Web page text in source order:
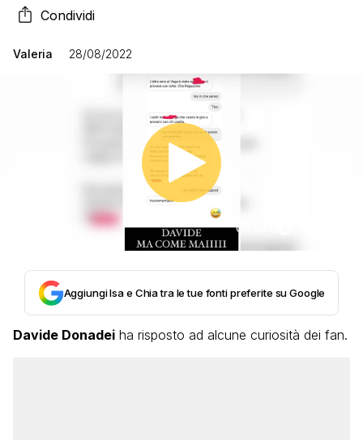
Condividi
Valeria 28/08/2022
00:54
Aggiungi Isa e Chia tra le tue fonti preferite su Google
Davide Donadei ha risposto ad alcune curiosità dei fan.